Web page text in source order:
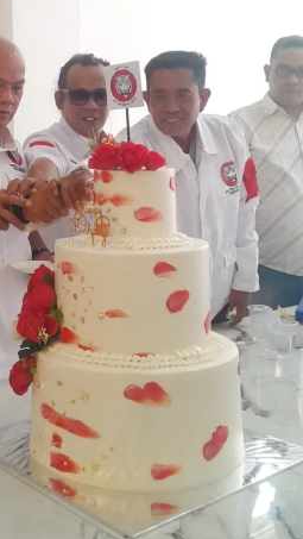
proses penyelesaian
ditargetkan rampung
masa tunggu kalau kita
datang Selasa, daftar untuk
lambat Senin depan
hari paling lambat. Setelah itu
lambat lima hari harus sudah
Gubernur, Sekretaris
Wali Kota se-NTT, Menteri
terkait layanan pertanahan
dengan peran Pemda, yaitu
salah satu kendala
Peralihan Hak atau balik nama
Bea Perolehan Hak atas